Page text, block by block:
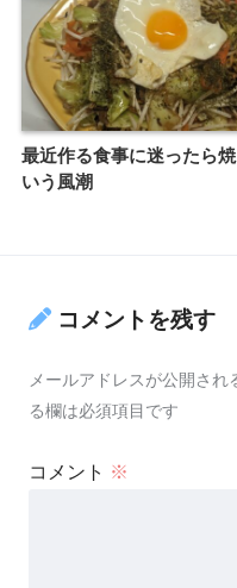
最近作る食事に迷ったら
いう風潮
コメントを残す
メールアドレスが公開され
る欄は必須項目です
コメント ※